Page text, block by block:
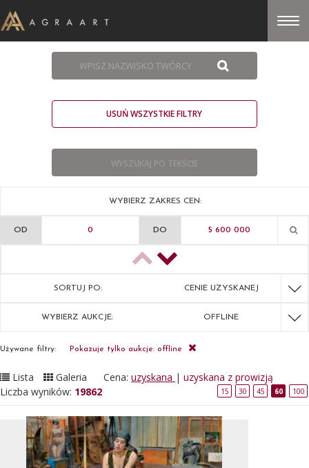
USUŃ WSZYSTKIE FILTRY
WYBIERZ ZAKRES CEN:
OD DO
SORTUJ PO: CENIE UZYSKANEJ
WYBIERZ AUKCJE: OFFLINE
Używane filtry: Pokazuje tylko aukcje: offline
Lista Galeria Cena: uzyskana | uzyskana z prowizją
Liczba wyników: 19862 15 30 45 60 100